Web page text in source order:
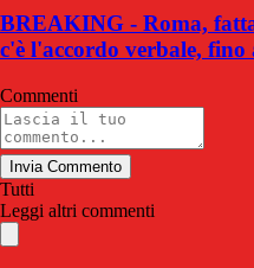
BREAKING - Roma,
c'è l'accordo verbale,
Commenti
Invia Commento
Tutti
Leggi altri commenti